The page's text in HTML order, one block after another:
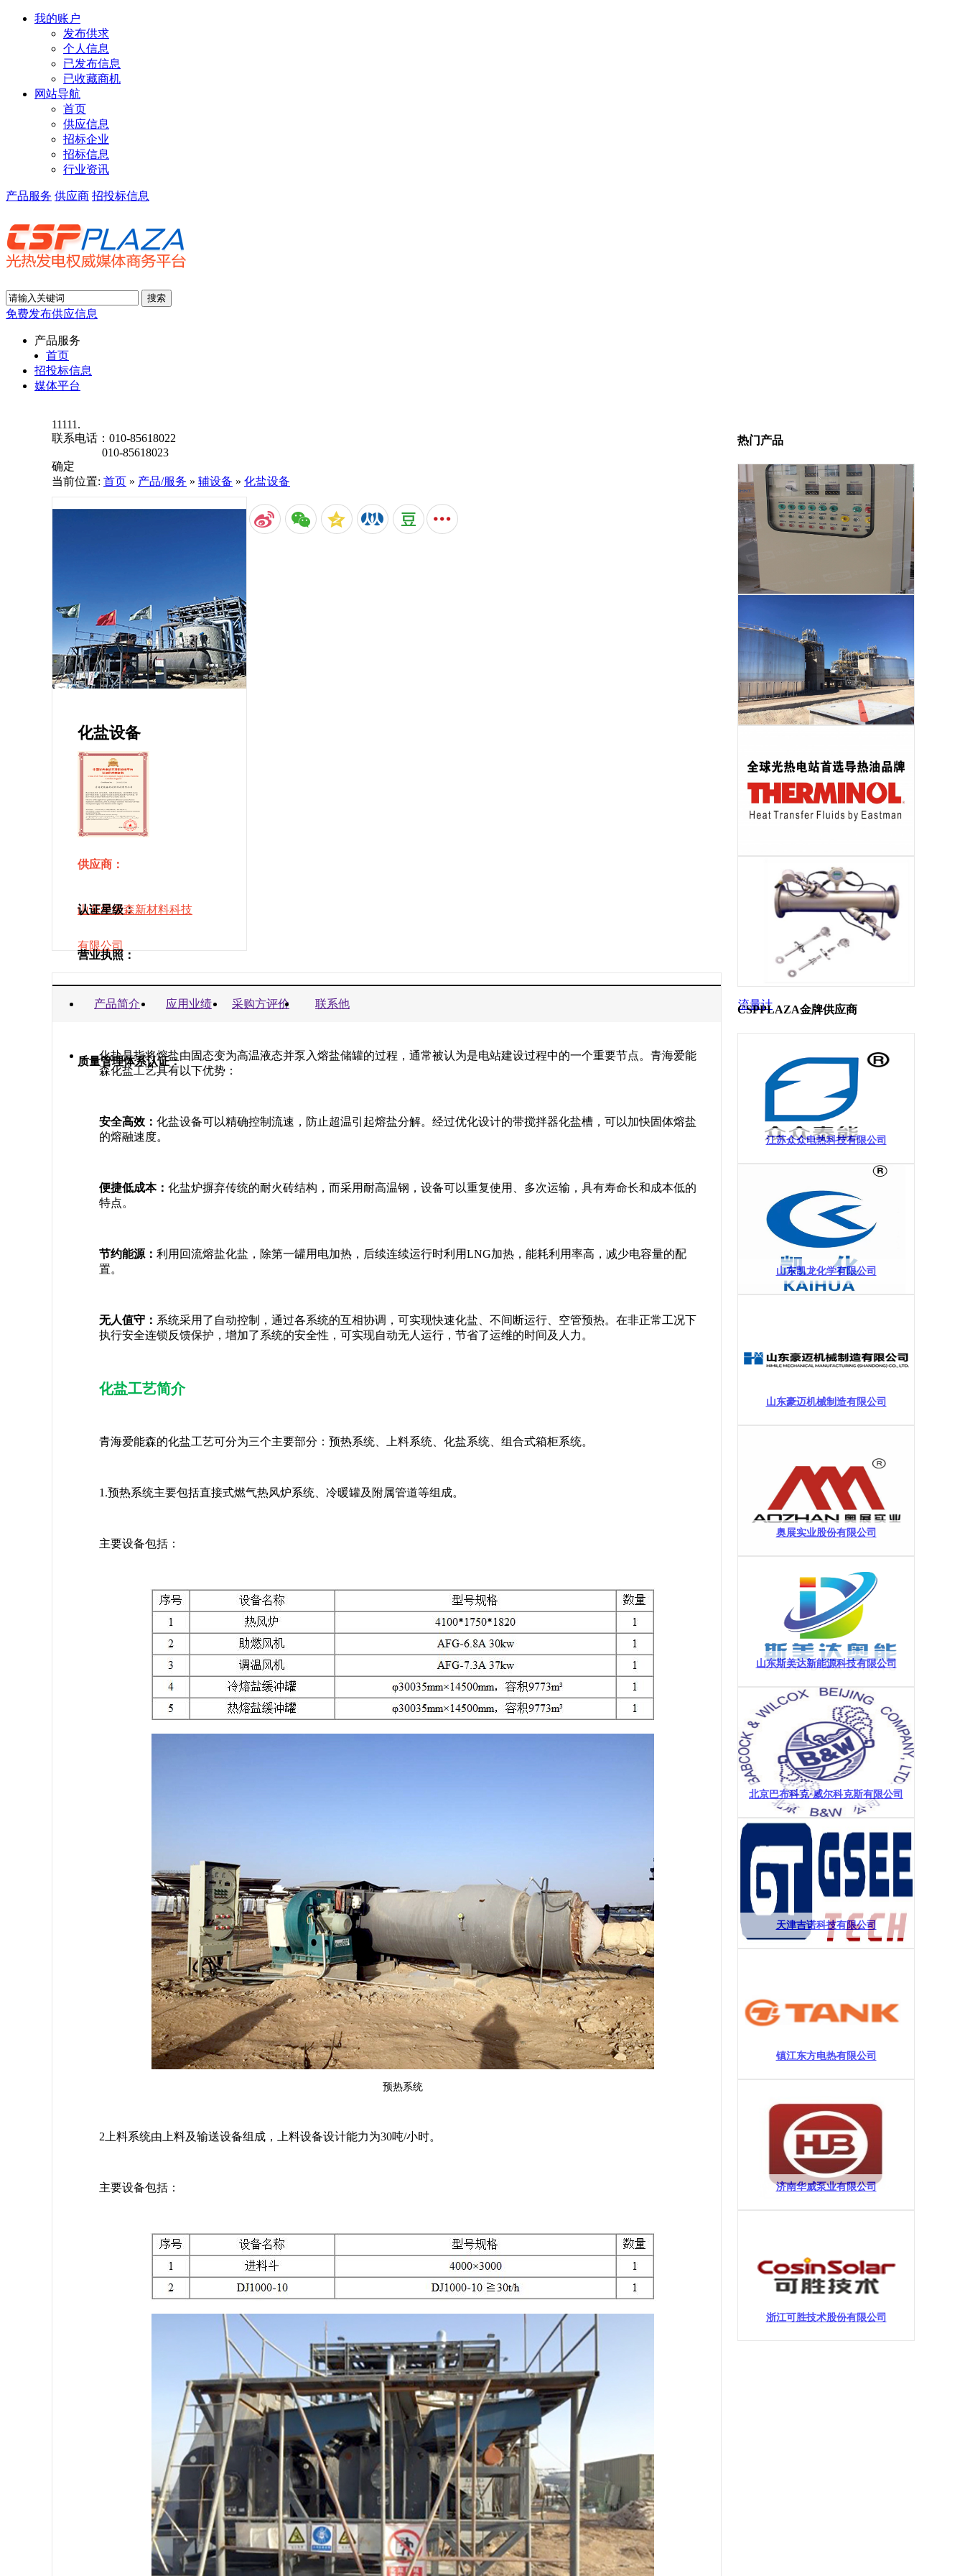
我的账户
发布供求
个人信息
已发布信息
已收藏商机
网站导航
首页
供应信息
招标企业
招标信息
行业资讯
产品服务 供应商 招投标信息
免费发布供应信息
产品服务
首页
招投标信息
媒体平台
热门产品
流量计
CSPPLAZA金牌供应商
江苏众众电热科技有限公司
山东凯龙化学有限公司
山东豪迈机械制造有限公司
奥展实业股份有限公司
山东斯美达新能源科技有限公司
北京巴布科克·威尔科克斯有限公司
天津吉诺科技有限公司
镇江东方电热有限公司
济南华威泵业有限公司
浙江可胜技术股份有限公司
11111.
联系电话： 010-85618022
010-85618023
确定
当前位置: 首页 » 产品/服务 » 辅设备 » 化盐设备
化盐设备
供应商：
山东爱能森新材料科技
有限公司
认证星级：
营业执照：
商业信誉承诺书：
质量管理体系认证：
产品简介 应用业绩 采购方评价 联系他
化盐是指将熔盐由固态变为高温液态并泵入熔盐储罐的过程，通常被认为是电站建设过程中的一个重要节点。青海爱能
森化盐工艺具有以下优势：
安全高效： 化盐设备可以精确控制流速，防止超温引起熔盐分解。经过优化设计的带搅拌器化盐槽，可以加快固体熔盐
的熔融速度。
便捷低成本： 化盐炉摒弃传统的耐火砖结构，而采用耐高温钢，设备可以重复使用、多次运输，具有寿命长和成本低的
特点。
节约能源： 利用回流熔盐化盐，除第一罐用电加热，后续连续运行时利用LNG加热，能耗利用率高，减少电容量的配
置。
无人值守： 系统采用了自动控制，通过各系统的互相协调，可实现快速化盐、不间断运行、空管预热。在非正常工况下
执行安全连锁反馈保护，增加了系统的安全性，可实现自动无人运行，节省了运维的时间及人力。
化盐工艺简介
青海爱能森的化盐工艺可分为三个主要部分：预热系统、上料系统、化盐系统、组合式箱柜系统。
1.预热系统主要包括直接式燃气热风炉系统、冷暖罐及附属管道等组成。
主要设备包括：
预热系统
2上料系统由上料及输送设备组成，上料设备设计能力为30吨/小时。
主要设备包括：